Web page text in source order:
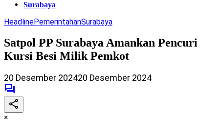
Surabaya
HeadlinePemerintahanSurabaya
Satpol PP Surabaya Amankan Pencuri
Kursi Besi Milik Pemkot
20 Desember 202420 Desember 2024
×